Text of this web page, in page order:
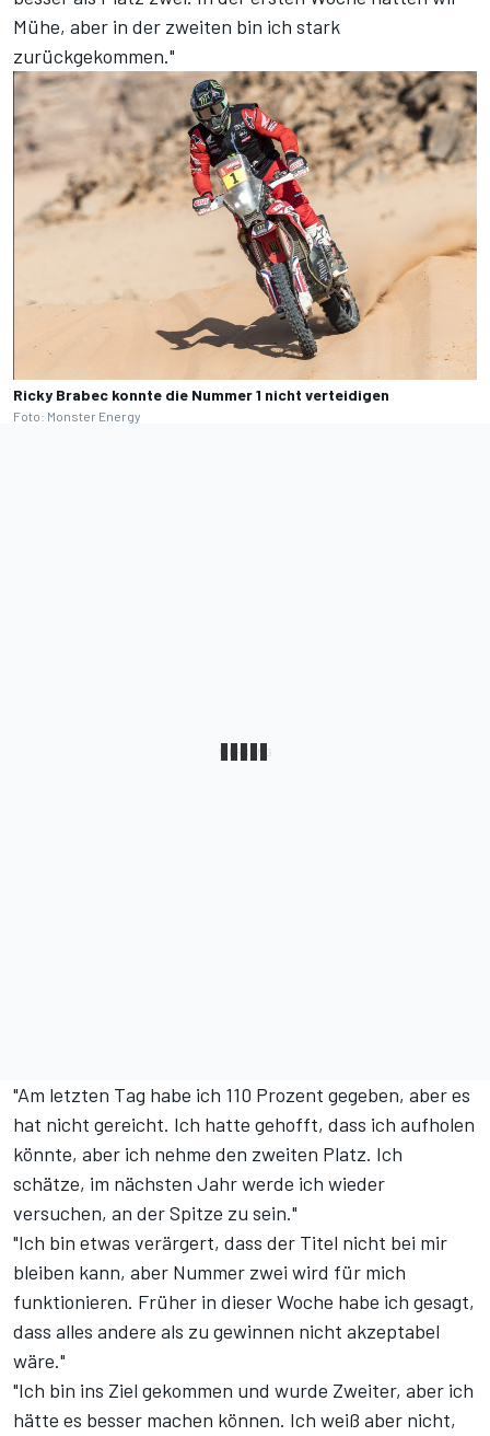
Mühe, aber in der zweiten bin ich stark
zurückgekommen."
Ricky Brabec konnte die Nummer 1 nicht verteidigen
Foto: Monster Energy
"Am letzten Tag habe ich 110 Prozent gegeben, aber es
hat nicht gereicht. Ich hatte gehofft, dass ich aufholen
könnte, aber ich nehme den zweiten Platz. Ich
schätze, im nächsten Jahr werde ich wieder
versuchen, an der Spitze zu sein."
"Ich bin etwas verärgert, dass der Titel nicht bei mir
bleiben kann, aber Nummer zwei wird für mich
funktionieren. Früher in dieser Woche habe ich gesagt,
dass alles andere als zu gewinnen nicht akzeptabel
wäre."
"Ich bin ins Ziel gekommen und wurde Zweiter, aber ich
hätte es besser machen können. Ich weiß aber nicht,